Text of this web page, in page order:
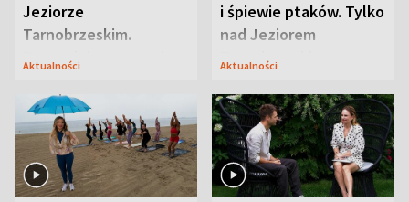
Jeziorze
Tarnobrzeskim.
Przyrodnicy zwracają
Aktualności
i śpiewie ptaków. Tylko
nad Jeziorem
Tarnobrzeskim
Aktualności